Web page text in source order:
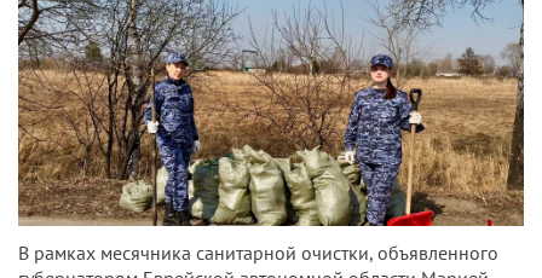
В рамках месячника санитарной очистки, объявленного